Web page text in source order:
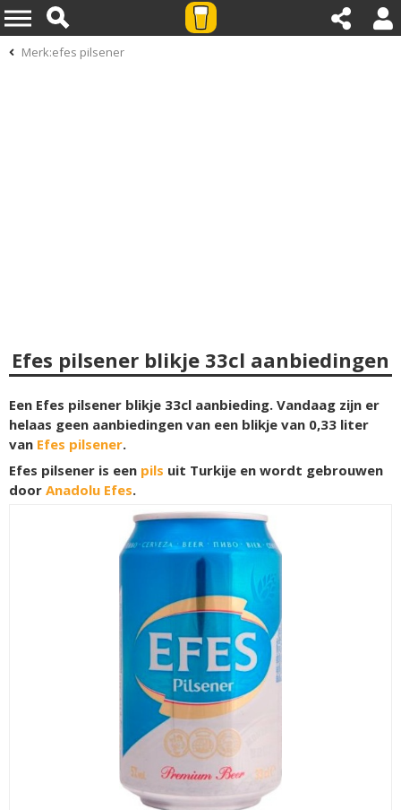
Merk:efes pilsener
Efes pilsener blikje 33cl aanbiedingen
Een Efes pilsener blikje 33cl aanbieding. Vandaag zijn er
helaas geen aanbiedingen van een blikje van 0,33 liter
van Efes pilsener.
Efes pilsener is een pils uit Turkije en wordt gebrouwen
door Anadolu Efes.